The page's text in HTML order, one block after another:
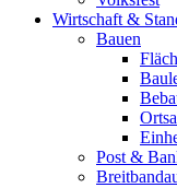
Wirtschaft &
Bauen
Post &